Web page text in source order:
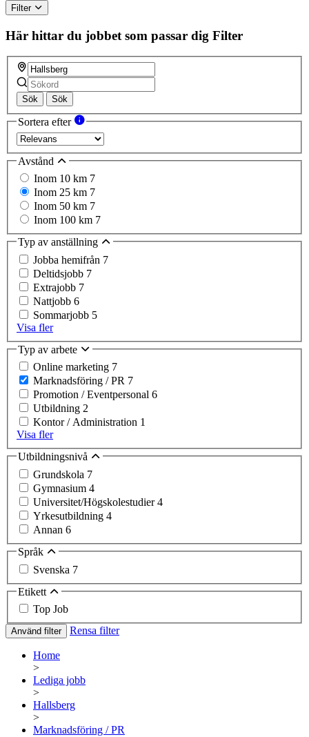
Filter
Här hittar du jobbet som passar dig Filter
Sök Sök
Sortera efter
Avstånd
Inom 10 km 7
Inom 25 km 7
Inom 50 km 7
Inom 100 km 7
Typ av anställning
Jobba hemifrån 7
Deltidsjobb 7
Extrajobb 7
Nattjobb 6
Sommarjobb 5
Visa fler
Typ av arbete
Online marketing 7
Marknadsföring / PR 7
Promotion / Eventpersonal 6
Utbildning 2
Kontor / Administration 1
Visa fler
Utbildningsnivå
Grundskola 7
Gymnasium 4
Universitet/Högskolestudier4
Yrkesutbildning 4
Annan 6
Språk
Svenska 7
Etikett
Top Job
Använd filter Rensa filter
Home
>
Lediga jobb
>
Hallsberg
>
Marknadsföring / PR